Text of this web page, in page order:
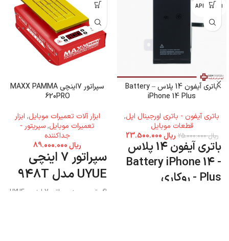
اپل - APPLE
باتری آیفون 14 پلاس – Battery
iPhone 14 Plus
باتری آیفون - باتری اورجینال اپل,
قطعات موبایل
ریال25.000.000 ریال
باتری آیفون 14 پلاس
- Battery iPhone 14
Plus - روکاری
سپراتور 7اینچی MAXX PAMMA
620PRO
ابزار آلات تعمیرات موبایل, ابزار
تعمیرات موبایل,سپریتور -
جداکننده
ریال
سپراتور 7 اینچی
UYUE مدل 948T
اگر تصمیم به سپراتور 7 اینچی UYUE